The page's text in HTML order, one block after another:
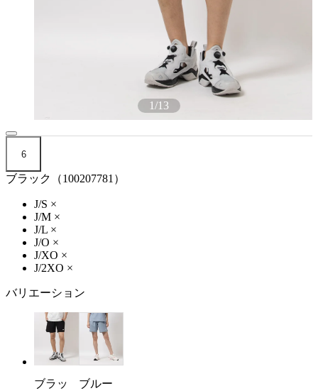
1/13
6
ブラック（100207781）
J/S ×
J/M ×
J/L ×
J/O ×
J/XO ×
J/2XO ×
バリエーション
ブラッ
ブルー